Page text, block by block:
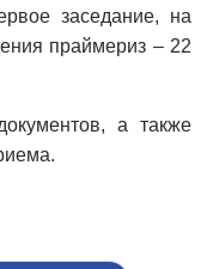
заседание, на
праймериз – 22
а также